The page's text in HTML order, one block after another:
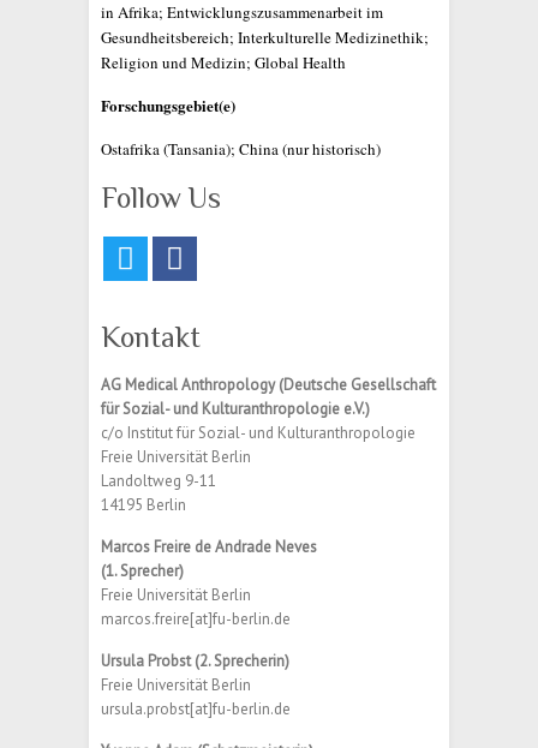
in Afrika; Entwicklungszusammenarbeit im
Gesundheitsbereich; Interkulturelle Medizinethik;
Religion und Medizin; Global Health
Forschungsgebiet(e)
Ostafrika (Tansania); China (nur historisch)
Follow Us
Kontakt
AG Medical Anthropology(Deutsche Gesellschaft
für Sozial- und Kulturanthropologie e.V.)
c/o Institut für Sozial- und Kulturanthropologie
Freie Universität Berlin
Landoltweg 9-11
14195 Berlin
Marcos Freire de Andrade Neves
(1. Sprecher)
Freie Universität Berlin
marcos.freire[at]fu-berlin.de
Ursula Probst (2. Sprecherin)
Freie Universität Berlin
ursula.probst[at]fu-berlin.de